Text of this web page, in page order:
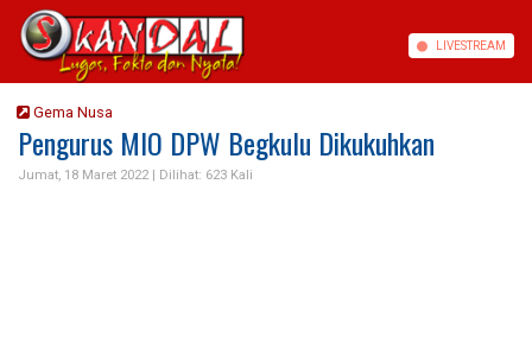
LIVESTREAM
Gema Nusa
Pengurus MIO DPW Begkulu Dikukuhkan
Jumat, 18 Maret 2022 | Dilihat: 623 Kali